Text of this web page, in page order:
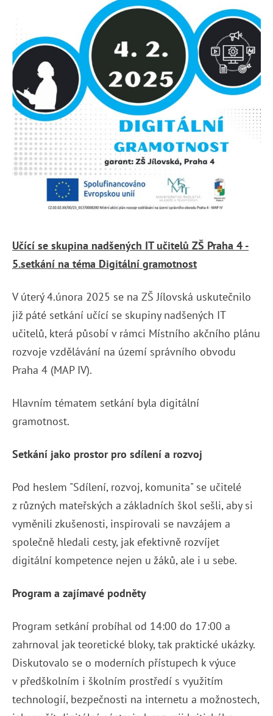
Učící se skupina nadšených IT učitelů ZŠ Praha 4 -
5.setkání na téma Digitální gramotnost
V úterý 4.února 2025 se na ZŠ Jílovská uskutečnilo
již páté setkání učící se skupiny nadšených IT
učitelů, která působí v rámci Místního akčního plánu
rozvoje vzdělávání na území správního obvodu
Praha 4 (MAP IV).
Hlavním tématem setkání byla digitální
gramotnost.
Setkání jako prostor pro sdílení a rozvoj
Pod heslem "Sdílení, rozvoj, komunita" se učitelé
z různých mateřských a základních škol sešli, aby si
vyměnili zkušenosti, inspirovali se navzájem a
společně hledali cesty, jak efektivně rozvíjet
digitální kompetence nejen u žáků, ale i u sebe.
Program a zajímavé podněty
Program setkání probíhal od 14:00 do 17:00 a
zahrnoval jak teoretické bloky, tak praktické ukázky.
Diskutovalo se o moderních přístupech k výuce
v předškolním i školním prostředí s využitím
technologií, bezpečnosti na internetu a možnostech,